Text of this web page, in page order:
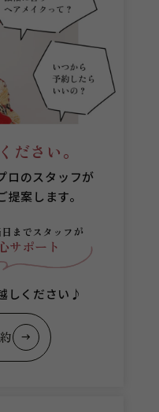
ださい。
ロのスタッフが
案します。
まで スタッフが
サポート
しください♪